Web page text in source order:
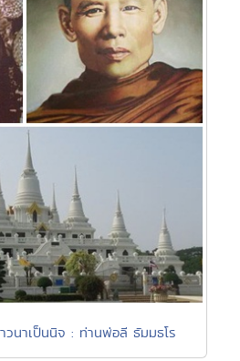
นาเป็นนิจ : ท่านพ่อลี ธัมมธโร